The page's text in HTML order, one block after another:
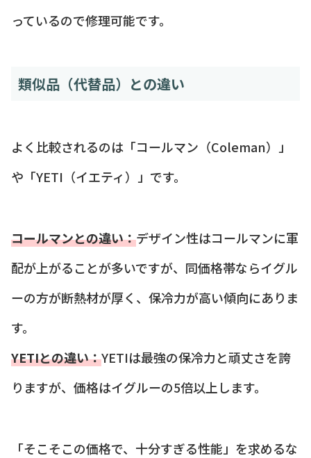
っているので修理可能です。
類似品（代替品）との違い
よく比較されるのは「コールマン（Coleman）」
や「YETI（イエティ）」です。
コールマンとの違い：デザイン性はコールマンに軍
配が上がることが多いですが、同価格帯ならイグル
ーの方が断熱材が厚く、保冷力が高い傾向にありま
す。
YETIとの違い：YETIは最強の保冷力と頑丈さを誇
りますが、価格はイグルーの5倍以上します。
「そこそこの価格で、十分すぎる性能」を求めるな